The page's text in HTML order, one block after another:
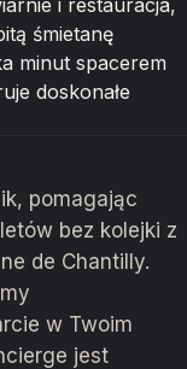
i restauracja,
śmietanę
minut spacerem
doskonałe
pomagając
bez kolejki z
de Chantilly.
w Twoim
jest